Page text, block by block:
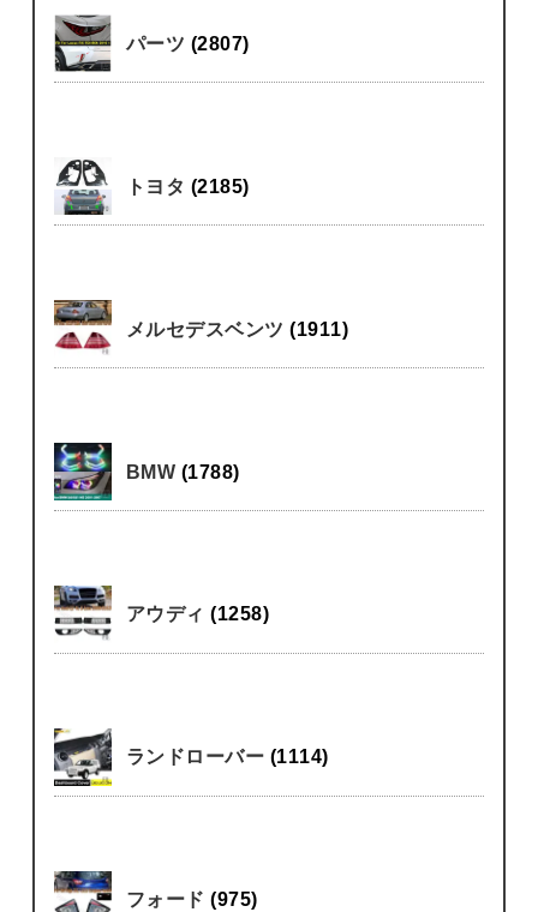
パーツ (2807)
トヨタ (2185)
メルセデスベンツ(1911)
BMW (1788)
アウディ(1258)
ランドローバー (1114)
フォード(975)